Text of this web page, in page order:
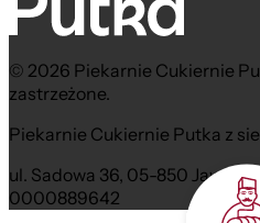
© 2026 Piekarnie Cukiernie
zastrzeżone.
Piekarnie Cukiernie Putka z
ul. Sadowa 36, 05-850
0000889642